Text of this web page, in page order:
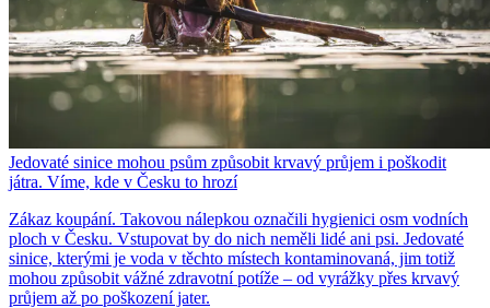
Jedovaté sinice mohou psům způsobit krvavý průjem i poškodit
játra. Víme, kde v Česku to hrozí
Zákaz koupání. Takovou nálepkou označili hygienici osm vodních
ploch v Česku. Vstupovat by do nich neměli lidé ani psi. Jedovaté
sinice, kterými je voda v těchto místech kontaminovaná, jim totiž
mohou způsobit vážné zdravotní potíže – od vyrážky přes krvavý
průjem až po poškození jater.